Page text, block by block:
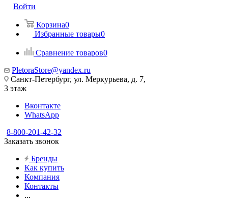
Войти
Корзина0
Избранные товары0
Сравнение товаров0
PletoraStore@yandex.ru
Санкт-Петербург, ул. Меркурьева, д. 7,
3 этаж
Вконтакте
WhatsApp
8-800-201-42-32
Заказать звонок
Бренды
Как купить
Компания
Контакты
...